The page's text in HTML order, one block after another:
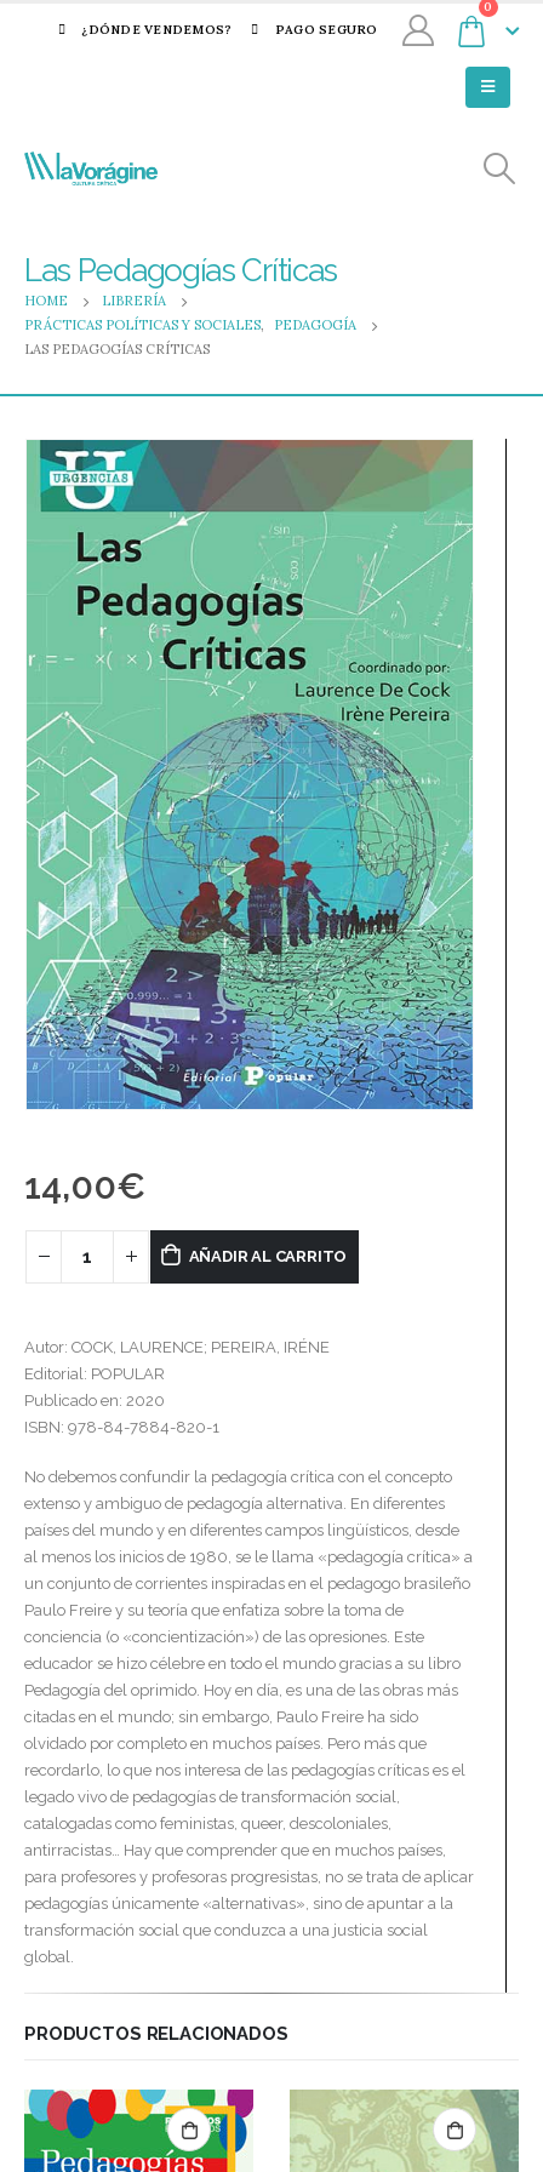
¿DÓNDE VENDEMOS? PAGO SEGURO
0
Las Pedagogías Críticas
HOME
LIBRERÍA
PRÁCTICAS POLÍTICAS Y SOCIALES,
PEDAGOGÍA
LAS PEDAGOGÍAS CRÍTICAS
14,00€
AÑADIR AL CARRITO
Autor: COCK, LAURENCE; PEREIRA, IRÉNE
Editorial: POPULAR
Publicado en: 2020
ISBN: 978-84-7884-820-1
No debemos confundir la pedagogía crítica con el concepto
extenso y ambiguo de pedagogía alternativa. En diferentes
países del mundo y en diferentes campos lingüísticos, desde
al menos los inicios de 1980, se le llama «pedagogía crítica» a
un conjunto de corrientes inspiradas en el pedagogo brasileño
Paulo Freire y su teoría que enfatiza sobre la toma de
conciencia (o «concientización») de las opresiones. Este
educador se hizo célebre en todo el mundo gracias a su libro
Pedagogía del oprimido. Hoy en día, es una de las obras más
citadas en el mundo; sin embargo, Paulo Freire ha sido
olvidado por completo en muchos países. Pero más que
recordarlo, lo que nos interesa de las pedagogías críticas es el
legado vivo de pedagogías de transformación social,
catalogadas como feministas, queer, descoloniales,
antirracistas… Hay que comprender que en muchos países,
para profesores y profesoras progresistas, no se trata de aplicar
pedagogías únicamente «alternativas», sino de apuntar a la
transformación social que conduzca a una justicia social
global.
PRODUCTOS RELACIONADOS